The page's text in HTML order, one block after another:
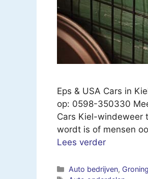
Eps & USA Cars in
op: 0598-350330
Cars Kiel-windeweer
wordt is of mensen
Lees verder
Categorieën
Auto bedrijven,